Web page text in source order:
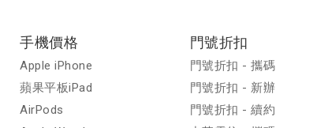
手機價格
Apple iPhone
蘋果平板iPad
AirPods
門號折扣
門號折扣 - 攜碼
門號折扣 - 新辦
門號折扣 - 續約